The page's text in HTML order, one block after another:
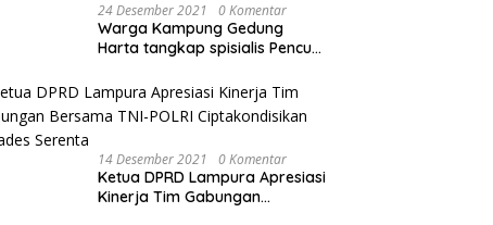
24 Desember 2021 0 Komentar
Warga Kampung Gedung
Harta tangkap spisialis Pencuri
Sepeda Motor
14 Desember 2021 0 Komentar
Ketua DPRD Lampura Apresiasi
Kinerja Tim Gabungan